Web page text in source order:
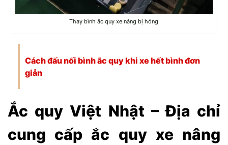
Thay bình ắc quy xe nâng bị hỏng
Cách đấu nối bình ắc quy khi xe hết bìnhđơn
giản
Ắc quy Việt Nhật – Địa chỉ
cung cấp ắc quy xe nâng